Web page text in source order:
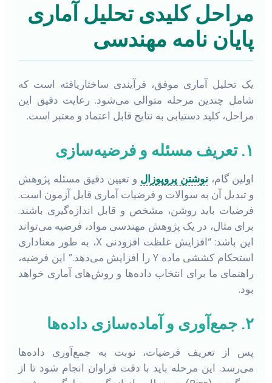
مراحل کلیدی تحلیل آماری
پایان نامه مهندسی
یک تحلیل آماری موفق، فرآیندی ساختاریافته است که
شامل چندین مرحله متوالی می‌شود. رعایت دقیق این
مراحل، کلید دستیابی به نتایج قابل اعتماد و معتبر است.
۱. تعریف مسئله و فرضیه‌سازی
اولین گام، نوشتن پروپوزال و تعیین دقیق مسئله پژوهش
و تبدیل آن به سوالات و فرضیات آماری قابل آزمون است.
فرضیات باید روشن، مشخص و قابل اندازه‌گیری باشند.
برای مثال، در یک پژوهش مهندسی مواد، فرضیه می‌تواند
این باشد: “افزایش غلظت افزودنی X، به طور معناداری
استحکام کششی ماده Y را افزایش می‌دهد.” این فرضیه،
راهنمای ما برای انتخاب داده‌ها و روش‌های آماری خواهد
بود.
۲. جمع‌آوری و آماده‌سازی داده‌ها
پس از تعریف فرضیات، نوبت به جمع‌آوری داده‌ها
می‌رسد. این مرحله باید با دقت فراوان انجام شود تا از